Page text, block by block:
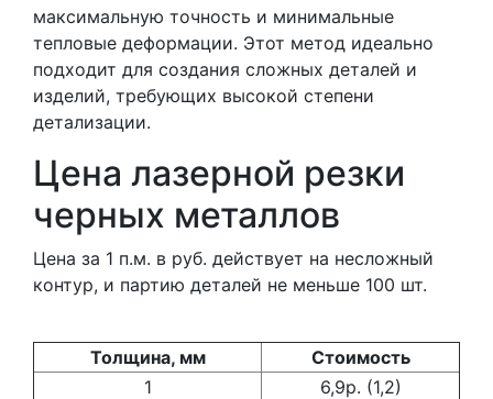
максимальную точность и минимальные
тепловые деформации. Этот метод идеально
подходит для создания сложных деталей и
изделий, требующих высокой степени
детализации.
Цена лазерной резки
черных металлов
Цена за 1 п.м. в руб. действует на несложный
контур, и партию деталей не меньше 100 шт.
Толщина, мм
Стоимость
1
6,9р. (1,2)